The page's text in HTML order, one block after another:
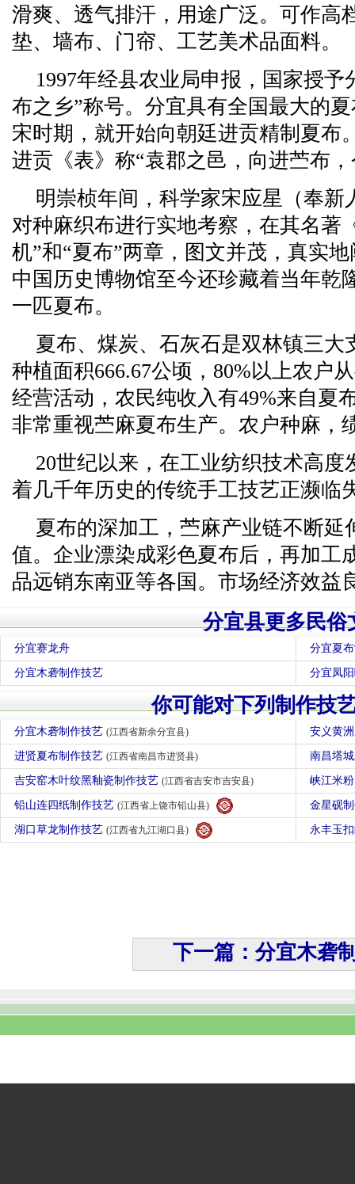
滑爽、透气排汗，用途广泛。可作高
垫、墙布、门帘、工艺美术品面料。
1997年经县农业局申报，国家授
布之乡”称号。分宜具有全国最大的
宋时期，就开始向朝廷进贡精制夏布
进贡《表》称“袁郡之邑，向进苎布
明崇桢年间，科学家宋应星（奉新
对种麻织布进行实地考察，在其名著
机”和“夏布”两章，图文并茂，真实
中国历史博物馆至今还珍藏着当年乾
一匹夏布。
夏布、煤炭、石灰石是双林镇三大
种植面积666.67公顷，80%以上农户
经营活动，农民纯收入有49%来自夏
非常重视苎麻夏布生产。农户种麻，
20世纪以来，在工业纺织技术高
着几千年历史的传统手工技艺正濒临
夏布的深加工，苎麻产业链不断延
值。企业漂染成彩色夏布后，再加工
品远销东南亚等各国。市场经济效益
分宜县更多民俗
分宜赛龙舟 分宜夏
分宜木砻制作技艺 分宜凤
你可能对下列制作技
分宜木砻制作技艺 (江西省新余分宜县) 安义黄
进贤夏布制作技艺 (江西省南昌市进贤县) 南昌塔
吉安窑木叶纹黑釉瓷制作技艺 (江西省吉安市吉安县) 峡江米
铅山连四纸制作技艺 (江西省上饶市铅山县) 金星砚
湖口草龙制作技艺 (江西省九江湖口县) 永丰玉
下一篇：分宜木砻